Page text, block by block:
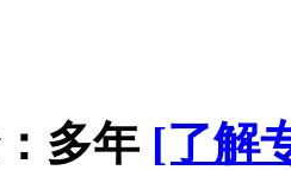
多年 [了解